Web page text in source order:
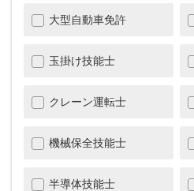
大型自動車免許
玉掛け技能士
クレーン運転士
機械保全技能士
半導体技能士